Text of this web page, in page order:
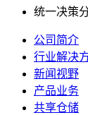
统一决策
公司简介
行业解决
新闻视野
产品业务
共享仓储